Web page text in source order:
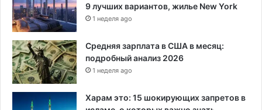
9 лучших вариантов, жилье New York
1 неделя ago
Средняя зарплата в США в месяц:
подробный анализ 2026
1 неделя ago
Харам это: 15 шокирующих запретов в